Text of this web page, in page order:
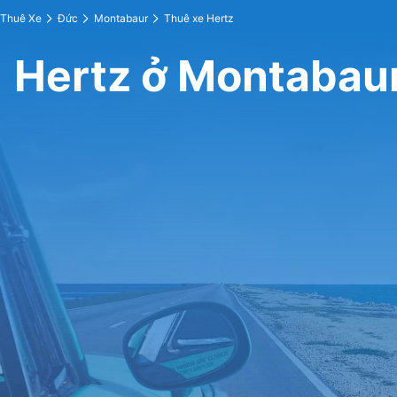
Thuê Xe Đức Montabaur Thuê xe Hertz
Hertz ở